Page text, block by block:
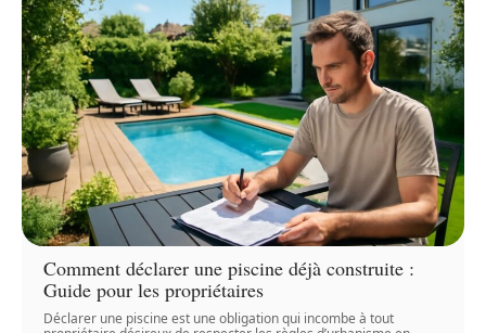
Comment déclarer une piscine déjà construite :
Guide pour les propriétaires
Déclarer une piscine est une obligation qui incombe à tout